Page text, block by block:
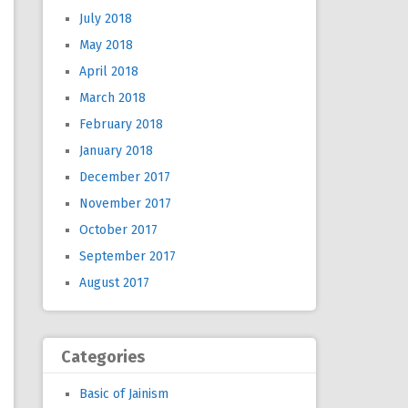
July 2018
May 2018
April 2018
March 2018
February 2018
January 2018
December 2017
November 2017
October 2017
September 2017
August 2017
Categories
Basic of Jainism